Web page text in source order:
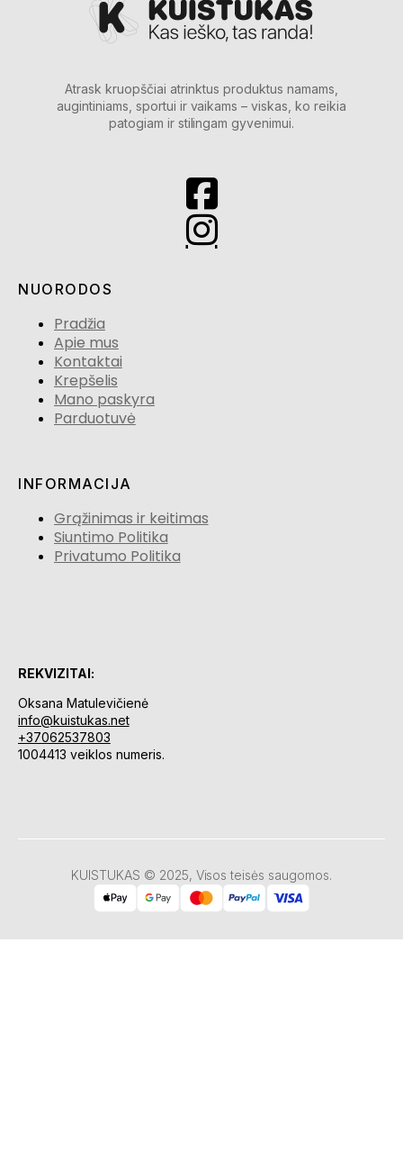
Atrask kruopščiai atrinktus produktus namams,
augintiniams, sportui ir vaikams – viskas, ko reikia
patogiam ir stilingam gyvenimui.
NUORODOS
Pradžia
Apie mus
Kontaktai
Krepšelis
Mano paskyra
Parduotuvė
INFORMACIJA
Grąžinimas ir keitimas
Siuntimo Politika
Privatumo Politika
REKVIZITAI:
Oksana Matulevičienė
info@kuistukas.net
+37062537803
1004413 veiklos numeris.
KUISTUKAS © 2025, Visos teisės saugomos.